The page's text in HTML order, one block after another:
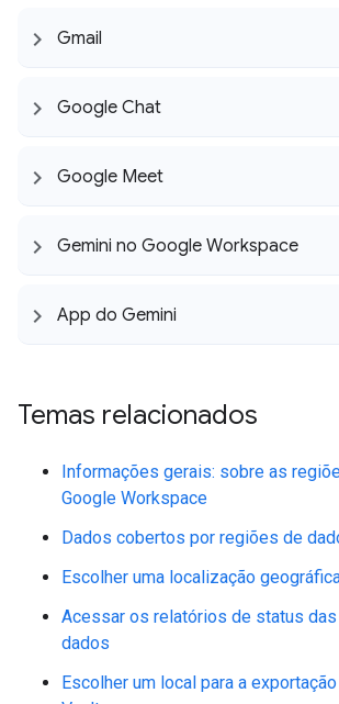
Gmail
Google Chat
Google Meet
Gemini no Google Workspace
App do Gemini
Temas relacionados
Informações gerais: sobre as
Google Workspace
Dados cobertos por regiões de
Escolher uma localização
Acessar os relatórios de status
dados
Escolher um local para a